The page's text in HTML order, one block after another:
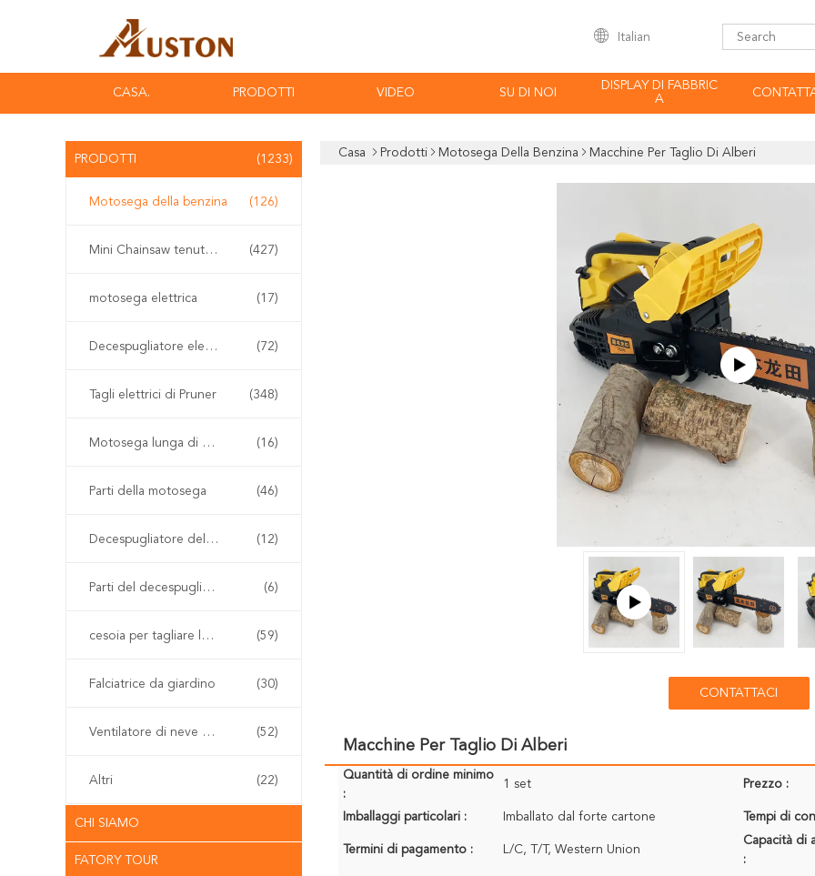
Italian
CASA. PRODOTTI VIDEO SU DI NOI
DISPLAY DI FABBRIC
A
PRODOTTI (1233)
Motosega della benzina (126)
Mini Chainsaw tenuto in mano (427)
motosega elettrica (17)
Decespugliatore elettrico (72)
Tagli elettrici di Pruner (348)
Motosega lunga di Palo (16)
Parti della motosega (46)
Decespugliatore della benzina (12)
Parti del decespugliatore (6)
cesoia per tagliare le siepi senza cordone (59)
Falciatrice da giardino (30)
Ventilatore di neve e della foglia (52)
Altri (22)
CHI SIAMO
FATORY TOUR
Casa Prodotti Motosega Della Benzina Macchine Per Taglio Di Alberi
CONTATTACI
Macchine Per Taglio Di Alberi
Quantità di ordine minimo
:
1 set Prezzo :
Imballaggi particolari : Imballato dal forte cartone Tempi di
Termini di pagamento : L/C, T/T, Western Union
Capacità di
: